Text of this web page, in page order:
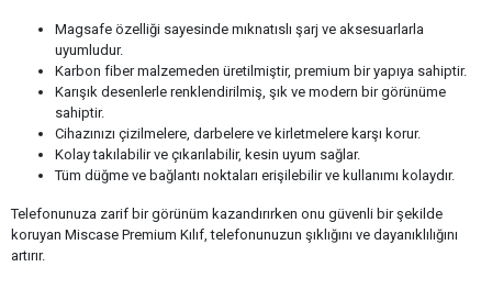
Magsafe özelliği sayesinde mıknatıslı şarj ve aksesuarlarla
uyumludur.
Karbon fiber malzemeden üretilmiştir, premium bir yapıya sahiptir.
Karışık desenlerle renklendirilmiş, şık ve modern bir görünüme
sahiptir.
Cihazınızı çizilmelere, darbelere ve kirletmelere karşı korur.
Kolay takılabilir ve çıkarılabilir, kesin uyum sağlar.
Tüm düğme ve bağlantı noktaları erişilebilir ve kullanımı kolaydır.
Telefonunuza zarif bir görünüm kazandırırken onu güvenli bir şekilde
koruyan Miscase Premium Kılıf, telefonunuzun şıklığını ve dayanıklılığını
artırır.